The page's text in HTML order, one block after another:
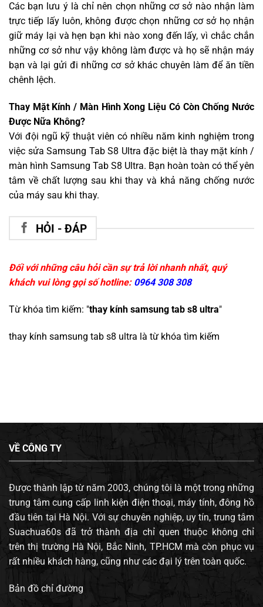
Các bạn lưu ý là chỉ nên chọn những cơ sở nào nhận làm
trực tiếp lấy luôn, không được chọn những cơ sở họ nhận
giữ máy lại và hẹn bạn khi nào xong đến lấy, vì chắc chắn
những cơ sở như vậy không làm được và họ sẽ nhận máy
bạn và lại gửi đi những cơ sở khác chuyên làm để ăn tiền
chênh lệch.
Thay Mặt Kính / Màn Hình Xong Liệu Có Còn Chống Nước
Được Nữa Không?
Với đội ngũ kỹ thuật viên có nhiều năm kinh nghiệm trong
việc sửa Samsung Tab S8 Ultra đặc biệt là thay mặt kính /
màn hình Samsung Tab S8 Ultra. Bạn hoàn toàn có thể yên
tâm về chất lượng sau khi thay và khả năng chống nước
của máy sau khi thay.
HỎI - ĐÁP
Đối với những câu hỏi cần sự trả lời nhanh nhất, quý
khách vui lòng gọi số hotline: 0964 308 308
Từ khóa tìm kiếm: "thay kính samsung tab s8 ultra"
thay kính samsung tab s8 ultra là từ khóa tìm kiếm
VỀ CÔNG TY
Được thành lập từ năm 2003, chúng tôi là một trong những
trung tâm cung cấp linh kiện điện thoại, máy tính, đông hồ
đầu tiên tại Hà Nội. Với sự chuyên nghiệp, uy tín, trung tâm
Suachua60s đã trở thành địa chỉ quen thuộc không chỉ
trên thị trường Hà Nội, Bắc Ninh, TP.HCM mà còn phục vụ
rất nhiều khách hàng, cũng như các đại lý trên toàn quốc.
Bản đồ chỉ đường